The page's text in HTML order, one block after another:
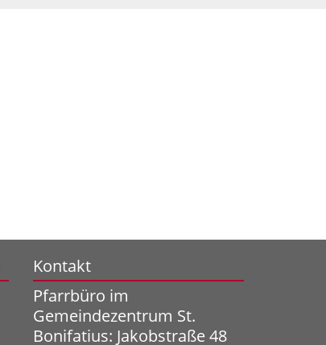
Kontakt
Pfarrbüro im
Gemeindezentrum St.
Bonifatius: Jakobstraße 48